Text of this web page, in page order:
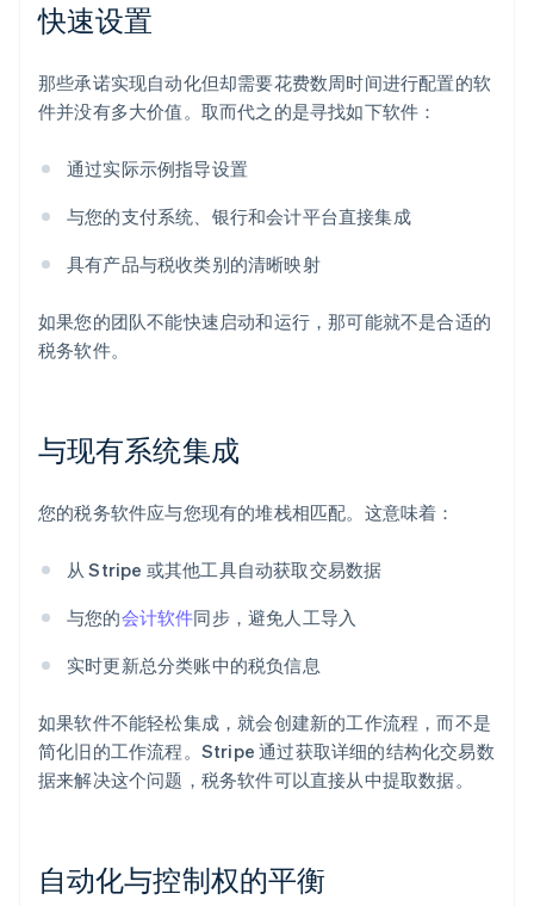
快速设置
那些承诺实现自动化但却需要花费数周时间进行配置的软
件并没有多大价值。取而代之的是寻找如下软件：
通过实际示例指导设置
与您的支付系统、银行和会计平台直接集成
具有产品与税收类别的清晰映射
如果您的团队不能快速启动和运行，那可能就不是合适的
税务软件。
与现有系统集成
您的税务软件应与您现有的堆栈相匹配。这意味着：
从 Stripe 或其他工具自动获取交易数据
与您的会计软件同步，避免人工导入
实时更新总分类账中的税负信息
如果软件不能轻松集成，就会创建新的工作流程，而不是
简化旧的工作流程。Stripe 通过获取详细的结构化交易数
据来解决这个问题，税务软件可以直接从中提取数据。
自动化与控制权的平衡